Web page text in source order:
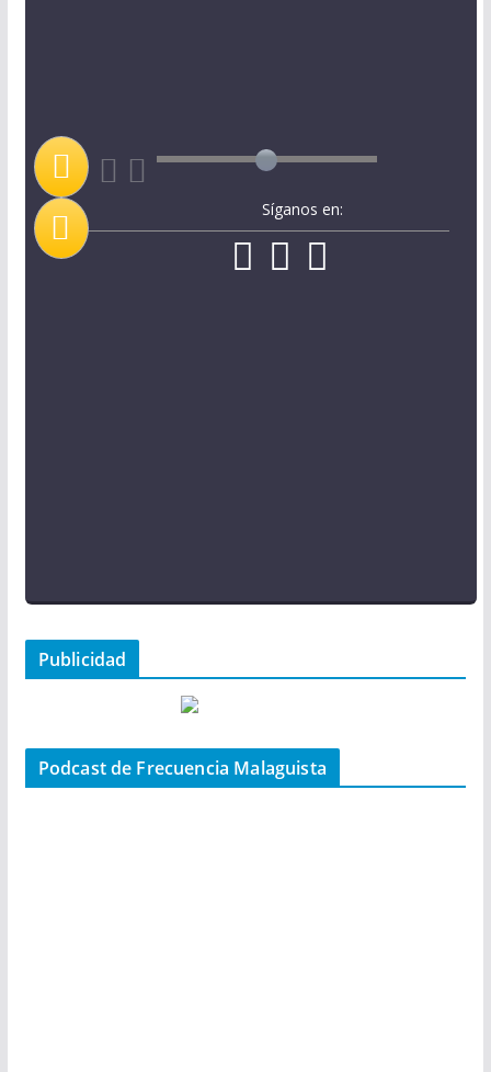
Síganos en:
Publicidad
Podcast de Frecuencia Malaguista